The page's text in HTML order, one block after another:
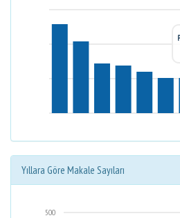
Yıllara Göre Makale Sayıları
500